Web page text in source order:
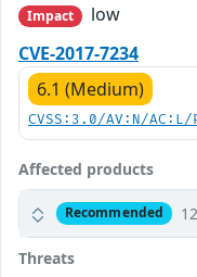
Impact
low
CVE-2017-7234
6.1 (Medium)
CVSS:3.0/AV:N/
Affected products
Recommended
Threats